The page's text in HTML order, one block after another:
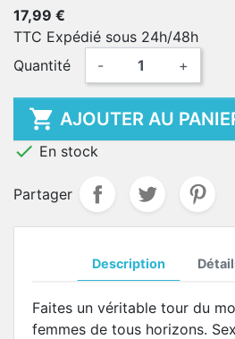
17,99 €
TTC Expédié sous 24h/48h
Quantité
- +
 AJOUTER AU
 En stock
Partager
Description
Faites un véritable tour du
femmes de tous horizons.